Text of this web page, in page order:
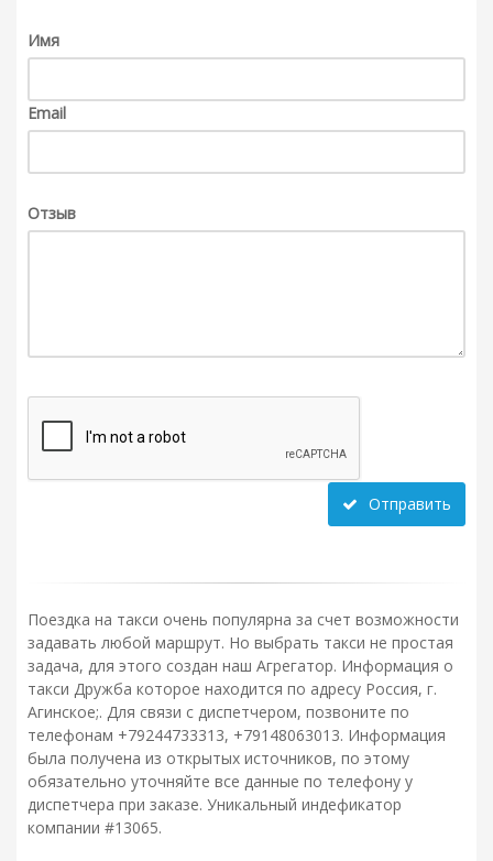
Имя
Email
Отзыв
Отправить
Поездка на такси очень популярна за счет возможности
задавать любой маршрут. Но выбрать такси не простая
задача, для этого создан наш Агрегатор. Информация о
такси Дружба которое находится по адресу Россия, г.
Агинское;. Для связи с диспетчером, позвоните по
телефонам +79244733313, +79148063013. Информация
была получена из открытых источников, по этому
обязательно уточняйте все данные по телефону у
диспетчера при заказе. Уникальный индефикатор
компании #13065.